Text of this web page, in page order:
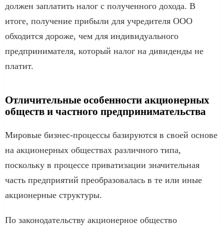
должен заплатить налог с полученного дохода. В
итоге, получение прибыли для учредителя ООО
обходится дороже, чем для индивидуального
предпринимателя, который налог на дивиденды не
платит.
Отличительные особенности акционерных
обществ и частного предпринимательства
Мировые бизнес-процессы базируются в своей основе
на акционерных обществах различного типа,
поскольку в процессе приватизации значительная
часть предприятий преобразовалась в те или иные
акционерные структуры.
По законодательству акционерное общество